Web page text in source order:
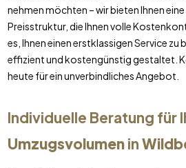
nehmen möchten – wir bieten Ihnen
Preisstruktur, die Ihnen volle
es, Ihnen einen erstklassigen Service zu
effizient und kostengünstig gestaltet.
heute für ein unverbindliches Angebot.
Individuelle Beratung für
Umzugsvolumenin